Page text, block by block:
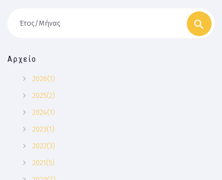
Έτος/Μήνας
Αρχείο
2026(1)
2025(2)
2024(1)
2023(1)
2022(3)
2021(5)